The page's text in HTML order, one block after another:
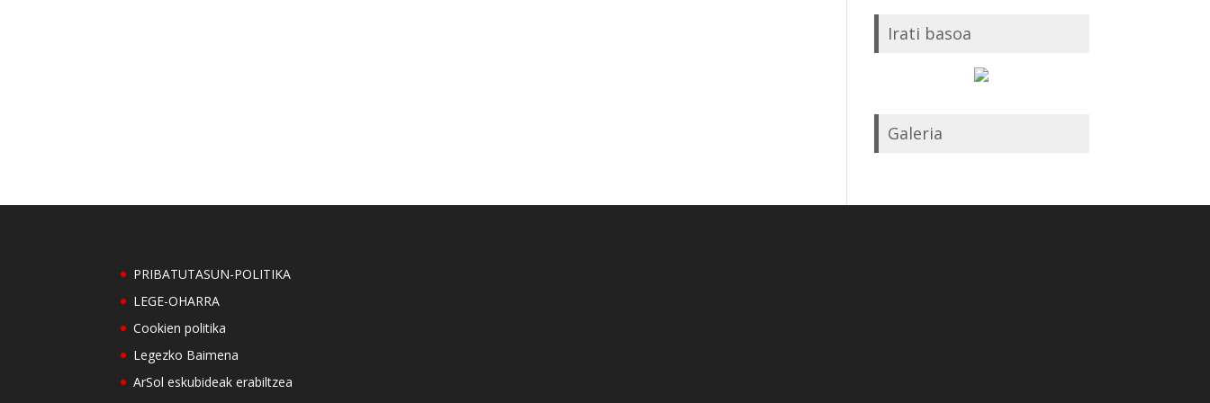
Irati basoa
Galeria
PRIBATUTASUN-POLITIKA
LEGE-OHARRA
Cookien politika
Legezko Baimena
ArSol eskubideak erabiltzea